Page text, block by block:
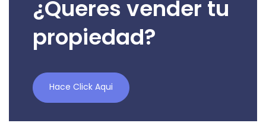
¿Queres vender tu
propiedad?
Hace Click Aqui